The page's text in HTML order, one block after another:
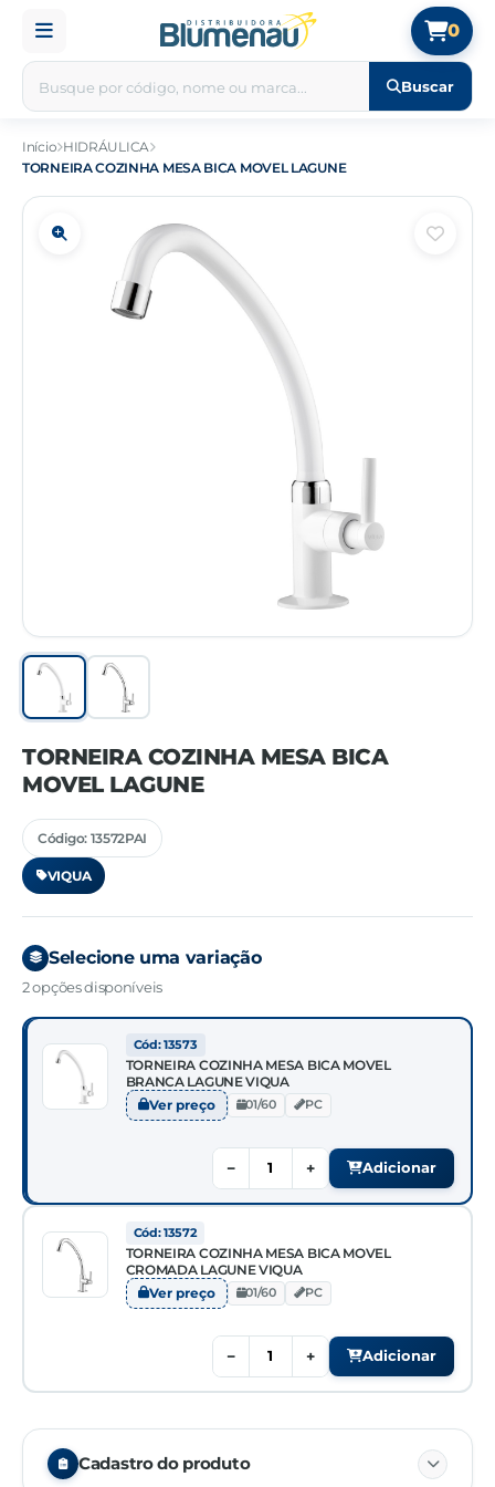
Buscar
0
Início HIDRÁULICA
TORNEIRA COZINHA MESA BICA MOVEL LAGUNE
TORNEIRA COZINHA MESA BICA
MOVEL LAGUNE
Código: 13572PAI
VIQUA
Selecione uma variação
2 opções disponíveis
Cód: 13573
TORNEIRA COZINHA MESA BICA MOVEL
BRANCA LAGUNE VIQUA
Ver preço 01/60 PC
− + Adicionar
Cód: 13572
TORNEIRA COZINHA MESA BICA MOVEL
CROMADA LAGUNE VIQUA
Ver preço 01/60 PC
− + Adicionar
Cadastro do produto